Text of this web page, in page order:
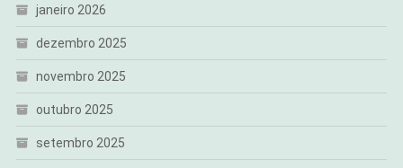
janeiro 2026
dezembro 2025
novembro 2025
outubro 2025
setembro 2025